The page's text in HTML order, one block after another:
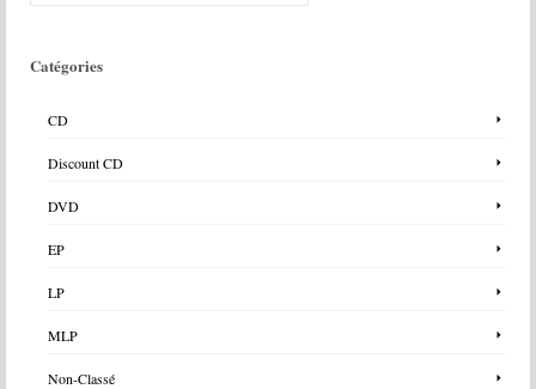
Catégories
CD
Discount CD
DVD
EP
LP
MLP
Non-Classé